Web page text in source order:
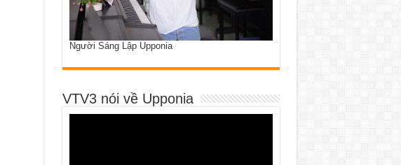
Người Sáng Lập Upponia
VTV3 nói về Upponia